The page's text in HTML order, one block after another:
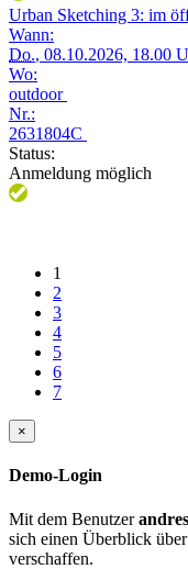
Urban Sketching 3: im
Wann:
Do., 08.10.2026, 18.00
Wo:
outdoor
Nr.:
2631804C
Status:
Anmeldung möglich
1
2
3
4
5
6
7
×
Demo-Login
Mit dem Benutzer
sich einen Überblick
verschaffen.